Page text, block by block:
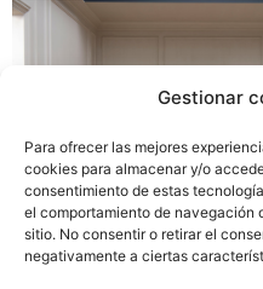
Gestionar
Para ofrecer las mejores
cookies para almacenar y/o
consentimiento de estas
el comportamiento de navegación
sitio. No consentir o retirar el
negativamente a ciertas